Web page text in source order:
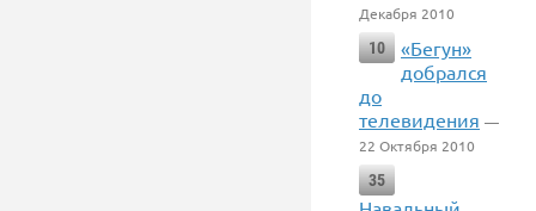
Декабря 2010
10
«Бегун»
добрался
до
телевидения —
22 Октября 2010
35